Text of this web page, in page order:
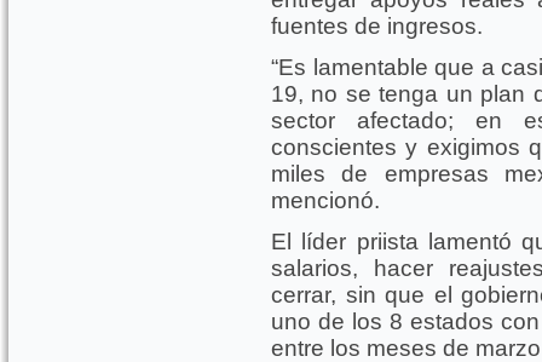
fuentes de ingresos.
“Es lamentable que a
19, no se tenga un plan
sector afectado; en
conscientes y exigimos
miles de empresas
mencionó.
El líder priista lamentó
salarios, hacer
cerrar, sin que el
uno de los 8 estados
entre los meses de